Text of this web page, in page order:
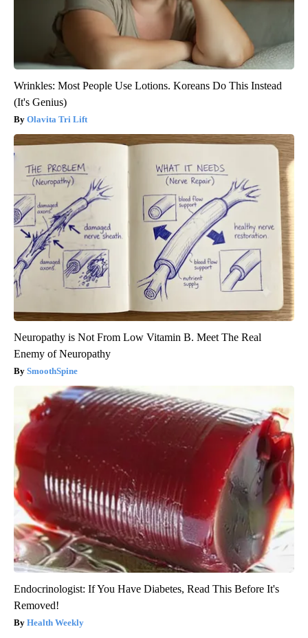
Wrinkles: Most People Use Lotions. Koreans Do This Instead
(It's Genius)
Olavita Tri Lift
Neuropathy is Not From Low Vitamin B. Meet The Real
Enemy of Neuropathy
SmoothSpine
Endocrinologist: If You Have Diabetes, Read This Before It's
Removed!
Health Weekly